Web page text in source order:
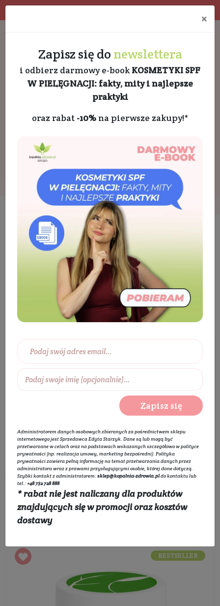
Składniki aktywne
stóp z mocznikiem
Krem do stóp z mocznikiem
Wybierz zakres cen:
0 zł 450 zł
Wybierz producentów:
Filtruj
Sortowanie:
BESTSELLER
×
Zapisz się do newslettera
i odbierz darmowy e-book KOSMETYKI SPF
W PIELĘGNACJI: fakty, mity i najlepsze
praktyki
oraz rabat -10%na pierwsze zakupy!*
Zapisz się
Administratorem danych osobowych zbieranych za pośrednictwem sklepu
internetowego jest Sprzedawca Edyta Starzyk. Dane są lub mogą być
przetwarzane w celach oraz na podstawach wskazanych szczegółowo wpolityce
prywatności (np. realizacja umowy, marketing bezpośredni). Polityka
prywatnościzawiera pełną informację na temat przetwarzania danych przez
administratora wraz z prawami przysługującymi osobie, której dane dotyczą.
Szybki kontakt z administratorem:sklep@kopalnia-zdrowia.pldo kontaktu lub
tel.:+48 732 728 888
* rabat nie jest naliczany dla produktów
znajdujących się w promocji oraz kosztów
dostawy